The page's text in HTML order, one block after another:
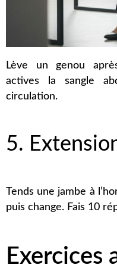
Lève un genou
actives la sangle
circulation.
5.
Tends une jambe à
puis change. Fais 10
Exercices